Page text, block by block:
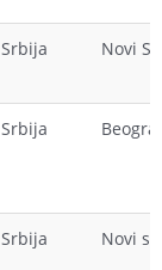
Srbija Novi
Srbija
Srbija Novi